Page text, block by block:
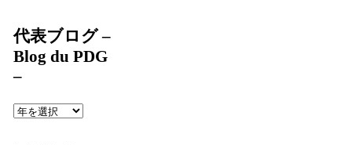
代表ブログ –
Blog du PDG
–